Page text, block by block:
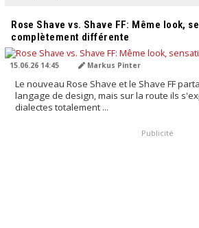
Rose Shave vs. Shave FF: Même look, sensation de conduite
complètement différente
15.06.26 14:45 Markus Pinter
Le nouveau Rose Shave et le Shave FF
langage de design, mais sur la route ils
dialectes totalement ...
Publicité